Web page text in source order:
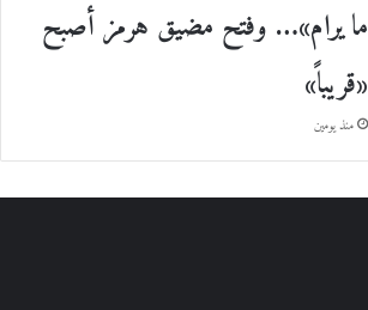
ما يرام»… وفتح مضيق هرمز أصبح
«قريباً»
منذ يومين